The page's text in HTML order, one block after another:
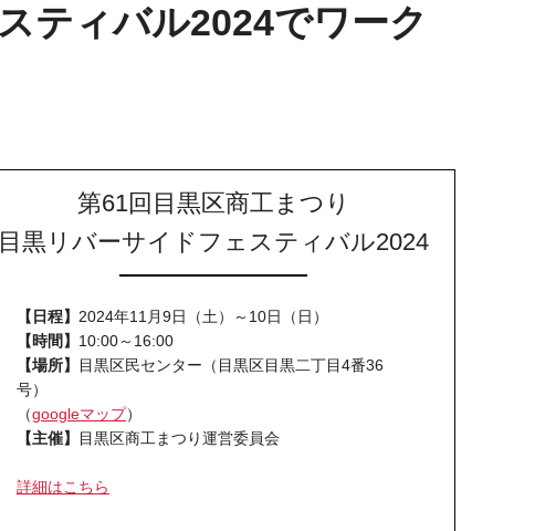
ティバル2024でワーク
第61回目黒区商工まつり
目黒リバーサイドフェスティバル2024
【日程】 2024年11月9日（土）～10日（日）
【時間】 10:00～16:00
【場所】
目黒区民センター（目黒区目黒二丁目4番36
号）
（googleマップ）
【主催】
目黒区商工まつり運営委員会
詳細はこちら